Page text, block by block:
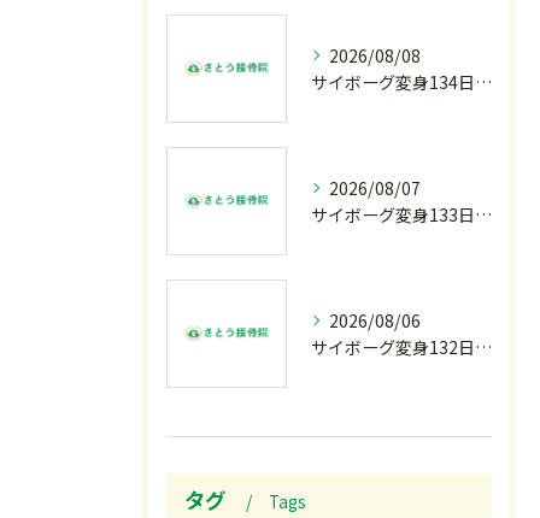
2026/08/08
サイボーグ変身134日目.ゾロ目.お盆休み.甲子園.佐野日大.麦倉監督37年振り白星.柔道インターハイ.2歳ダリア賞.GⅢ.エルムS. GⅢ.レパードS. GⅢ.CBC賞.応援印…土曜の朝〜
2026/08/07
サイボーグ変身133日目.広島.原爆.81年.インターハイ初日.金曜の朝〜
2026/08/06
サイボーグ変身132日目.お知らせ.和歌山.インターハイ.柔道開幕…木曜の朝〜
タグ Tags